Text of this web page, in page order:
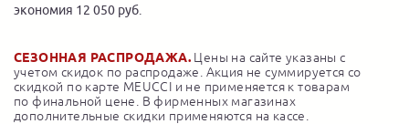
экономия 12 050 руб.
СЕЗОННАЯ РАСПРОДАЖА. Цены на сайте указаны с
учетом скидок по распродаже. Акция не суммируется со
скидкой по карте MEUCCI и не применяется к товарам
по финальной цене. В фирменных магазинах
дополнительные скидки применяются на кассе.